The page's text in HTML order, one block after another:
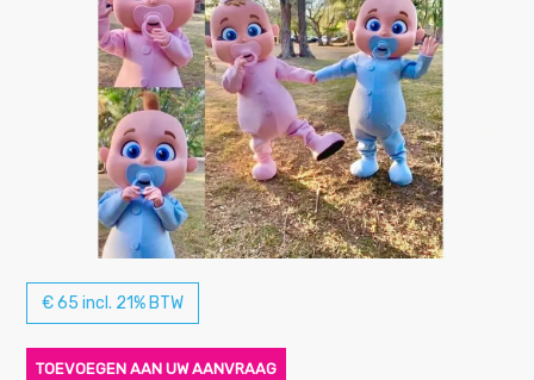
€ 65 incl. 21% BTW
TOEVOEGEN AAN UW AANVRAAG